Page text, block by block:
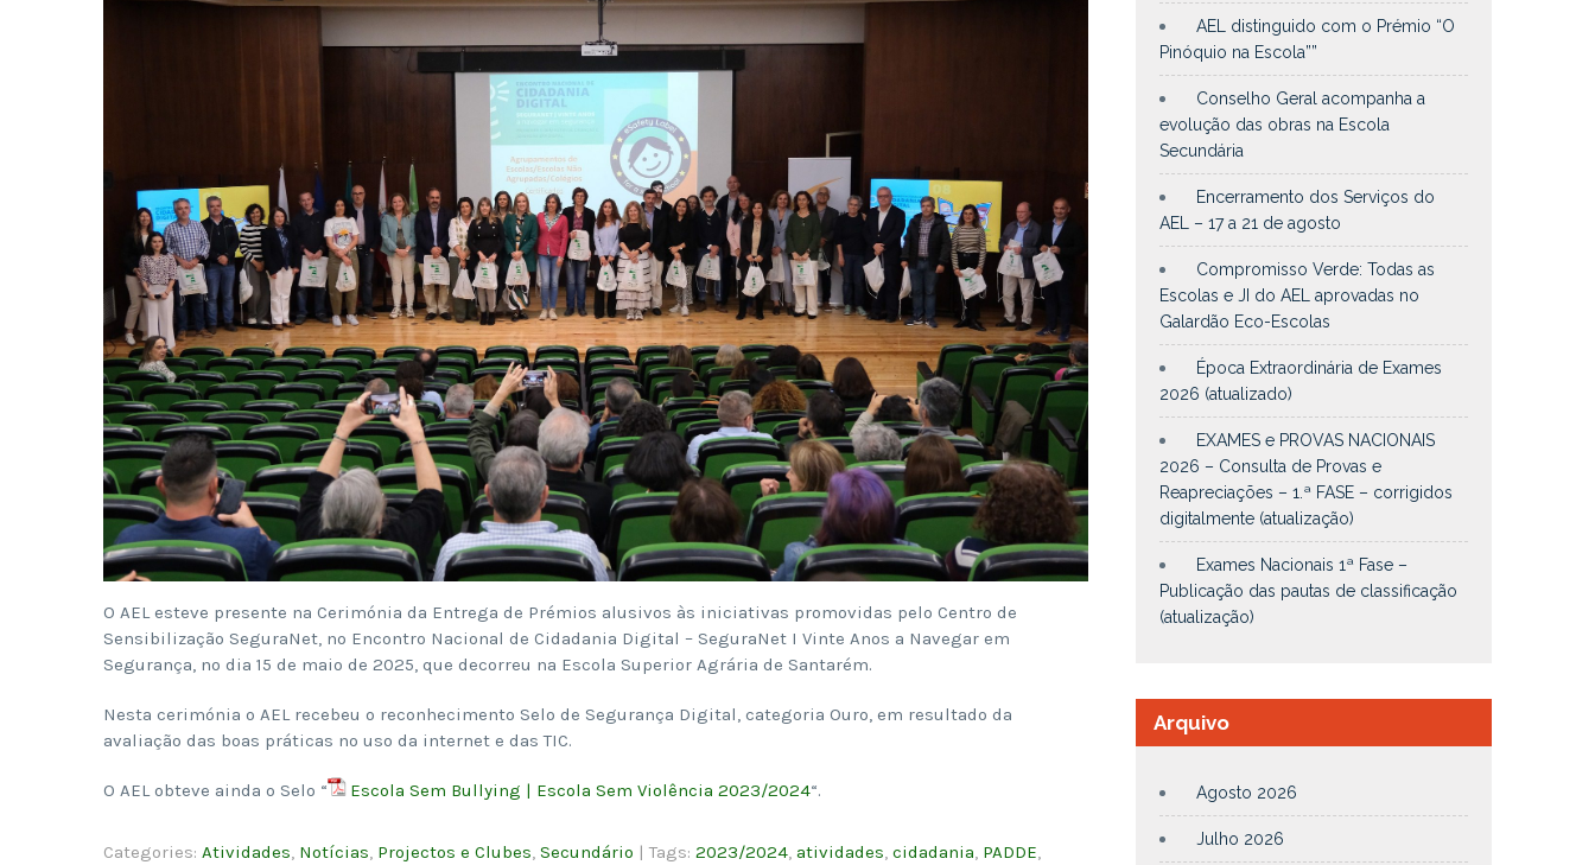
O AEL esteve presente na Cerimónia da Entrega de Prémios alusivos às iniciativas promovidas pelo Centro de
Sensibilização SeguraNet, no Encontro Nacional de Cidadania Digital – SeguraNet I Vinte Anos a Navegar em
Segurança, no dia 15 de maio de 2025, que decorreu na Escola Superior Agrária de Santarém.
Nesta cerimónia o AEL recebeu o reconhecimento Selo de Segurança Digital, categoria Ouro, em resultado da
avaliação das boas práticas no uso da internet e das TIC.
O AEL obteve ainda o Selo “ Escola Sem Bullying | Escola Sem Violência 2023/2024“.
Categories: Atividades, Notícias, Projectos e Clubes, Secundário | Tags: 2023/2024, atividades, cidadania, PADDE,
AEL distinguido com o Prémio “O
Pinóquio na Escola””
Conselho Geral acompanha a
evolução das obras na Escola
Secundária
Encerramento dos Serviços do
AEL – 17 a 21 de agosto
Compromisso Verde: Todas as
Escolas e JI do AEL aprovadas no
Galardão Eco-Escolas
Época Extraordinária de Exames
2026 (atualizado)
EXAMES e PROVAS NACIONAIS
2026 – Consulta de Provas e
Reapreciações – 1.ª FASE – corrigidos
digitalmente (atualização)
Exames Nacionais 1ª Fase –
Publicação das pautas de classificação
(atualização)
Arquivo
Agosto 2026
Julho 2026